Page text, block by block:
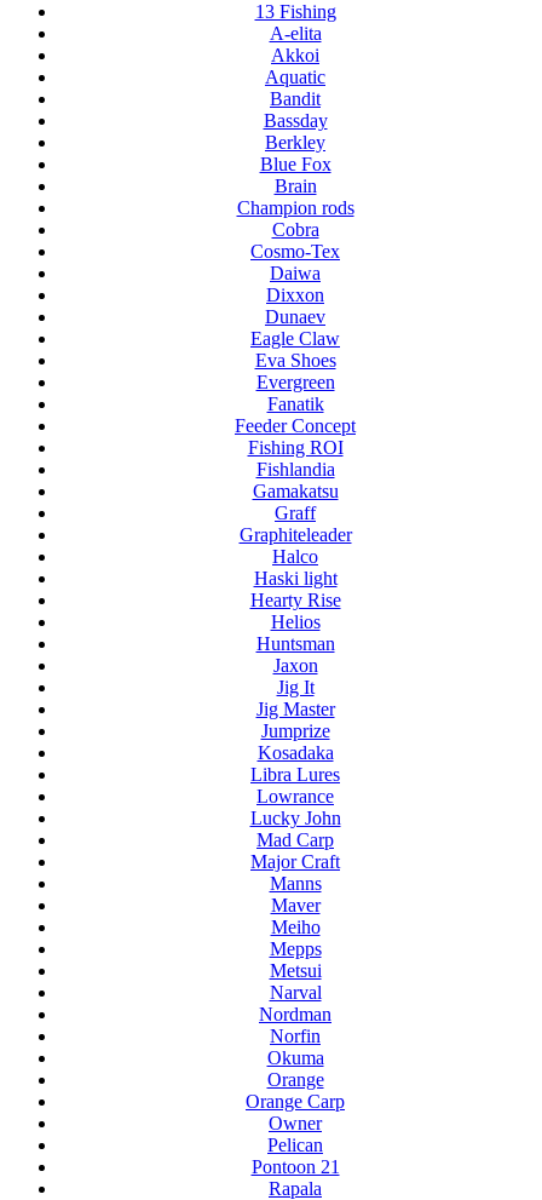
13 Fishing
A-elita
Akkoi
Aquatic
Bandit
Bassday
Berkley
Blue Fox
Brain
Champion rods
Cobra
Cosmo-Tex
Daiwa
Dixxon
Dunaev
Eagle Claw
Eva Shoes
Evergreen
Fanatik
Feeder Concept
Fishing ROI
Fishlandia
Gamakatsu
Graff
Graphiteleader
Halco
Haski light
Hearty Rise
Helios
Huntsman
Jaxon
Jig It
Jig Master
Jumprize
Kosadaka
Libra Lures
Lowrance
Lucky John
Mad Carp
Major Craft
Manns
Maver
Meiho
Mepps
Metsui
Narval
Nordman
Norfin
Okuma
Orange
Orange Carp
Owner
Pelican
Pontoon 21
Rapala